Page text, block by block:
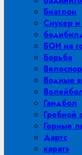
Биатлон
Снукер
БОИ на
Борьба
Водные
Гандбол
Гребной
Горные
Дартс
каратэ